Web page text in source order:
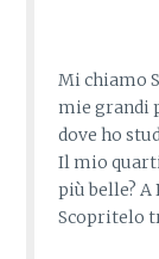
Mi chiamo
mie grandi
dove ho
Il mio
più belle?
Scopritelo